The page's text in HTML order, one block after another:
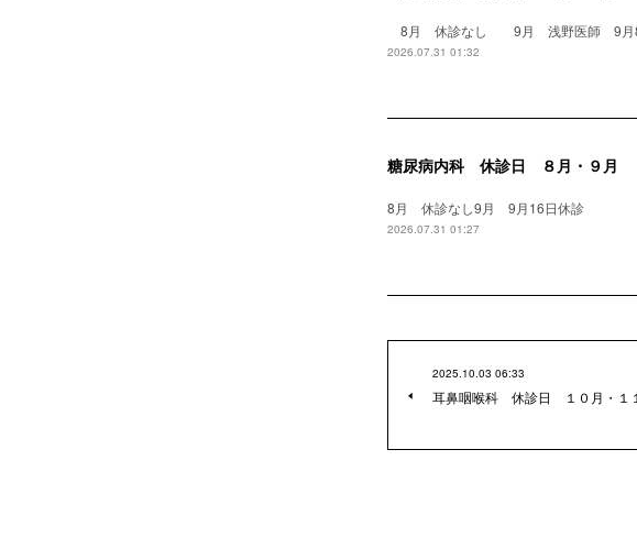
8月 休診なし 9月 浅野医師 9月8
2026.07.31 01:32
糖尿病内科 休診日 ８月・９月
8月 休診なし9月 9月16日休診
2026.07.31 01:27
2025.10.03 06:33
耳鼻咽喉科 休診日 １０月・１